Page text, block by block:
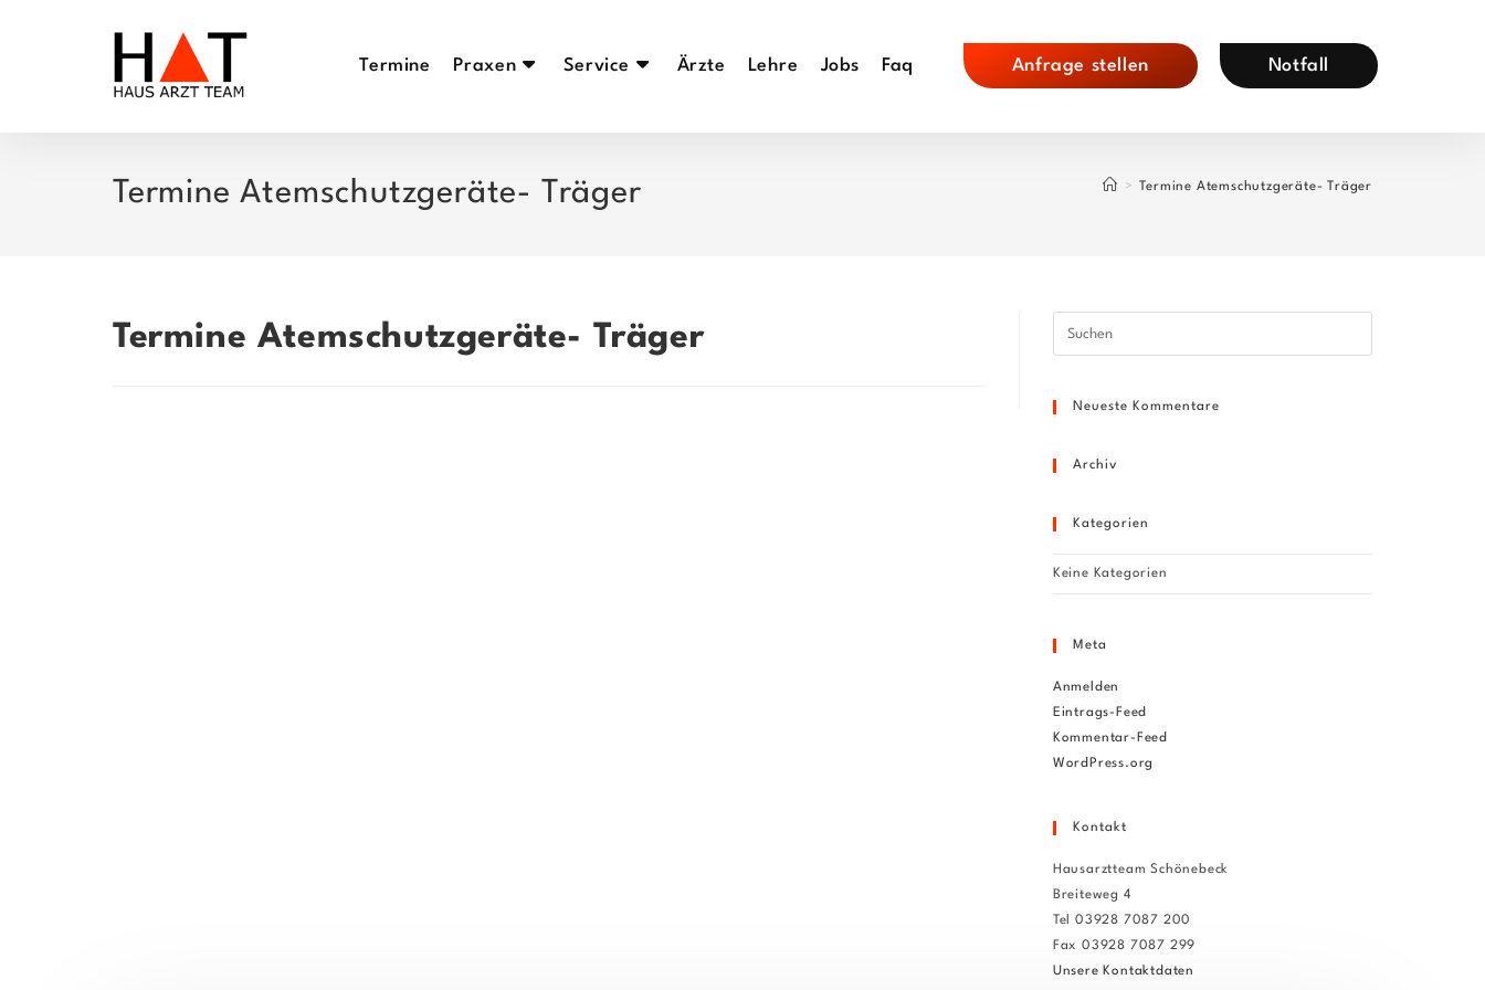
Termine Praxen Service Ärzte Lehre Jobs Faq Anfrage stellen Notfall
Termine Atemschutzgeräte- Träger > Termine Atemschutzgeräte- Träger
Termine Atemschutzgeräte- Träger
Escape
Neueste Kommentare
Archiv
Kategorien
Keine Kategorien
Meta
Anmelden
Eintrags-Feed
Kommentar-Feed
WordPress.org
Kontakt
Hausarztteam Schönebeck
Breiteweg 4
Tel 03928 7087 200
Fax 03928 7087 299
Unsere Kontaktdaten